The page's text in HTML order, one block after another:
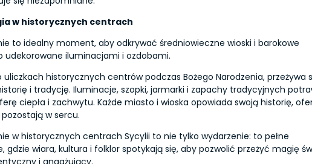
w historycznych centrach
to idealny moment, aby odkrywać średniowieczne wioski i barokowe
udekorowane iluminacjami i ozdobami.
uliczkach historycznych centrów podczas Bożego Narodzenia, przeżywa
i tradycję. Iluminacje, szopki, jarmarki i zapachy tradycyjnych
ciepła i zachwytu. Każde miasto i wioska opowiada swoją historię,
w sercu.
w historycznych centrach Sycylii to nie tylko wydarzenie: to pełne
gdzie wiara, kultura i folklor spotykają się, aby pozwolić przeżyć magię
i angażujący.